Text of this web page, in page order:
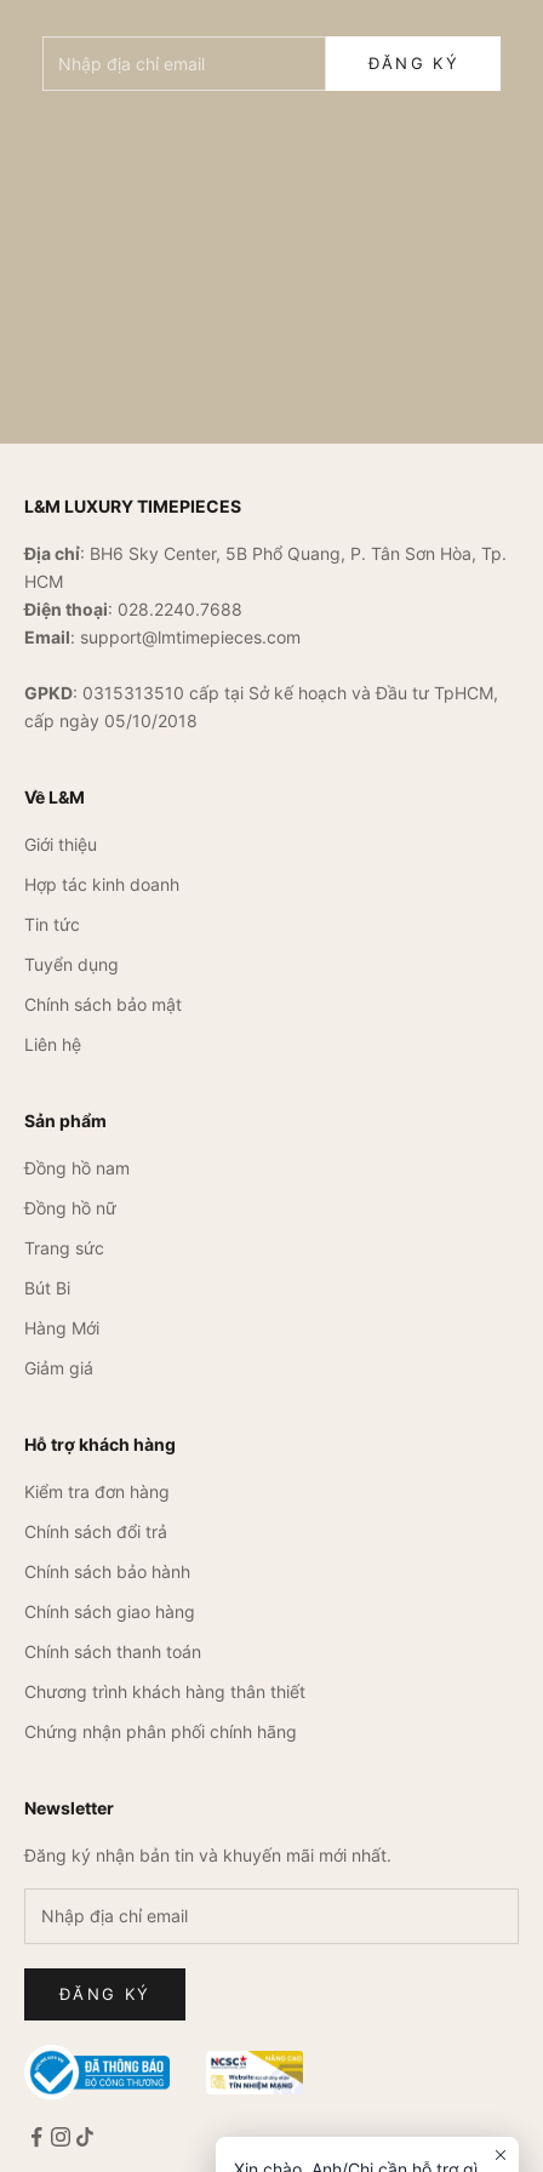
ĐĂNG KÝ
L&M LUXURY TIMEPIECES
Địa chỉ: BH6 Sky Center, 5B Phổ Quang, P. Tân Sơn Hòa, Tp.
HCM
Điện thoại: 028.2240.7688
Email: support@lmtimepieces.com
GPKD: 0315313510 cấp tại Sở kế hoạch và Đầu tư TpHCM,
cấp ngày 05/10/2018
Về L&M
Giới thiệu
Hợp tác kinh doanh
Tin tức
Tuyển dụng
Chính sách bảo mật
Liên hệ
Sản phẩm
Đồng hồ nam
Đồng hồ nữ
Trang sức
Bút Bi
Hàng Mới
Giảm giá
Hỗ trợ khách hàng
Kiểm tra đơn hàng
Chính sách đổi trả
Chính sách bảo hành
Chính sách giao hàng
Chính sách thanh toán
Chương trình khách hàng thân thiết
Chứng nhận phân phối chính hãng
Newsletter
Đăng ký nhận bản tin và khuyến mãi mới nhất.
ĐĂNG KÝ